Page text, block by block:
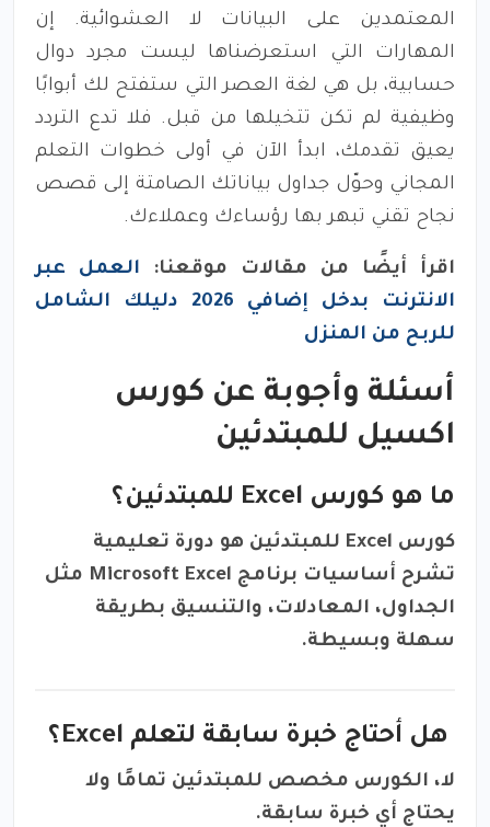
المعتمدين على البيانات لا العشوائية. إن
المهارات التي استعرضناها ليست مجرد دوال
حسابية، بل هي لغة العصر التي ستفتح لك أبوابًا
وظيفية لم تكن تتخيلها من قبل. فلا تدع التردد
يعيق تقدمك، ابدأ الآن في أولى خطوات التعلم
المجاني وحوّل جداول بياناتك الصامتة إلى قصص
نجاح تقني تبهر بها رؤساءك وعملاءك.
اقرأ أيضًا من مقالات موقعنا: العمل عبر
الانترنت بدخل إضافي 2026 دليلك الشامل
للربح من المنزل
أسئلة وأجوبة عن كورس
اكسيل للمبتدئين
ما هو كورس Excel للمبتدئين؟
كورس Excel للمبتدئين هو دورة تعليمية
تشرح أساسيات برنامج Microsoft Excel مثل
الجداول، المعادلات، والتنسيق بطريقة
سهلة وبسيطة.
هل أحتاج خبرة سابقة لتعلم Excel؟
لا، الكورس مخصص للمبتدئين تمامًا ولا
يحتاج أي خبرة سابقة.